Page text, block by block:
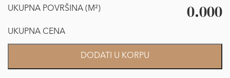
UKUPNA POVRŠINA (M²) 0.000
UKUPNA CENA
Foto
dečije
DODATI U KORPU